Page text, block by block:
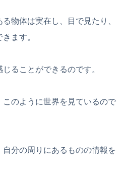
物体は実在し、目で見たり、
ます。
ることができるのです。
のように世界を見ているので
分の周りにあるものの情報を